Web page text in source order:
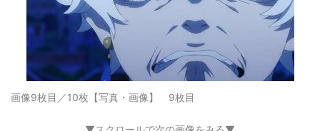
画像9枚目／10枚 【写真・画像】 9枚目